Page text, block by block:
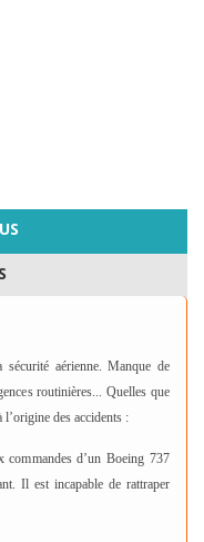
aérienne. Manque de
routinières... Quelles que
des accidents :
d’un Boeing 737
Il est incapable de rattraper